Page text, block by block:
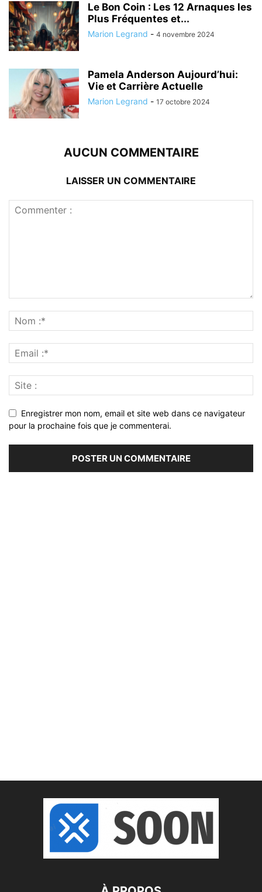
Le Bon Coin : Les 12 Arnaques les
Plus Fréquentes et...
Marion Legrand - 4 novembre 2024
Pamela Anderson Aujourd’hui:
Vie et Carrière Actuelle
Marion Legrand - 17 octobre 2024
AUCUN COMMENTAIRE
LAISSER UN COMMENTAIRE
Enregistrer mon nom, email et site web dans ce navigateur
pour la prochaine fois que je commenterai.